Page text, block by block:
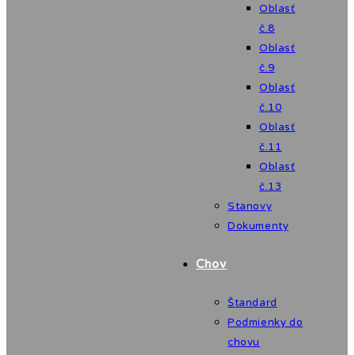
Oblasť
č.8
Oblasť
č.9
Oblasť
č.10
Oblasť
č.11
Oblasť
č.13
Stanovy
Dokumenty
Chov
Štandard
Podmienky do
chovu